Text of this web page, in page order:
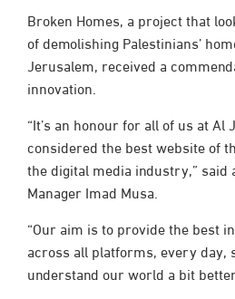
Broken Homes, a project that
of demolishing Palestinians’
Jerusalem, received a
innovation.
“It’s an honour for all of us at Al
considered the best website of
the digital media industry,” said
Manager Imad Musa.
“Our aim is to provide the best
across all platforms, every day,
understand our world a bit